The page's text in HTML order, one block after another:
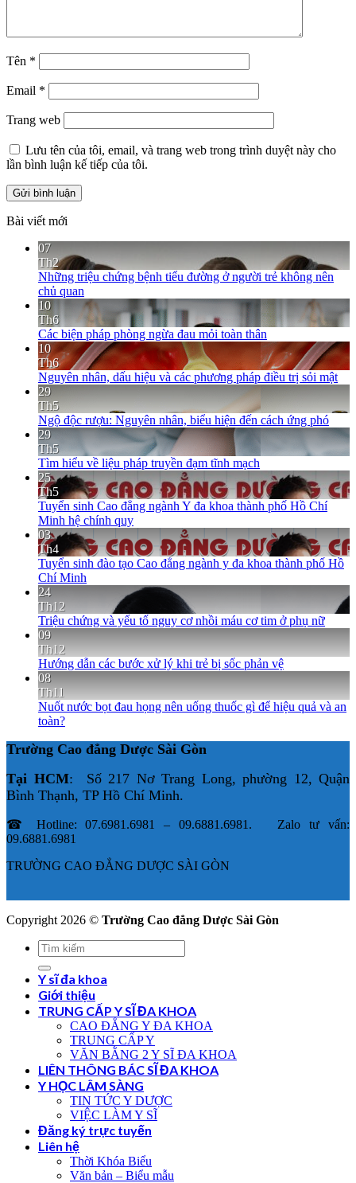
Tên *
Email *
Trang web
Lưu tên của tôi, email, và trang web trong trình duyệt này cho
lần bình luận kế tiếp của tôi.
Bài viết mới
07
Th2
Những triệu chứng bệnh tiểu đường ở người trẻ không nên
chủ quan
10
Th6
Các biện pháp phòng ngừa đau mỏi toàn thân
10
Th6
Nguyên nhân, dấu hiệu và các phương pháp điều trị sỏi mật
29
Th5
Ngộ độc rượu: Nguyên nhân, biểu hiện đến cách ứng phó
29
Th5
Tìm hiểu về liệu pháp truyền đạm tĩnh mạch
25
Th5
Tuyển sinh Cao đẳng ngành Y đa khoa thành phố Hồ Chí
Minh hệ chính quy
03
Th4
Tuyển sinh đào tạo Cao đẳng ngành y đa khoa thành phố Hồ
Chí Minh
24
Th12
Triệu chứng và yếu tố nguy cơ nhồi máu cơ tim ở phụ nữ
09
Th12
Hướng dẫn các bước xử lý khi trẻ bị sốc phản vệ
08
Th11
Nuốt nước bọt đau họng nên uống thuốc gì để hiệu quả và an
toàn?
Trường Cao đẳng Dược Sài Gòn
Tại HCM: Số 217 Nơ Trang Long, phường 12, Quận
Bình Thạnh, TP Hồ Chí Minh.
☎ Hotline: 07.6981.6981 – 09.6881.6981. Zalo tư vấn:
09.6881.6981
TRƯỜNG CAO ĐẲNG DƯỢC SÀI GÒN
Copyright 2026 © Trường Cao đẳng Dược Sài Gòn
Y sĩ đa khoa
Giới thiệu
TRUNG CẤP Y SĨ ĐA KHOA
CAO ĐẲNG Y ĐA KHOA
TRUNG CẤP Y
VĂN BẰNG 2 Y SĨ ĐA KHOA
LIÊN THÔNG BÁC SĨ ĐA KHOA
Y HỌC LÂM SÀNG
TIN TỨC Y DƯỢC
VIỆC LÀM Y SĨ
Đăng ký trực tuyến
Liên hệ
Thời Khóa Biểu
Văn bản – Biểu mẫu